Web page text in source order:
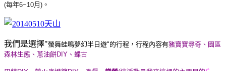
(每年6~10月)。
我們是選擇"螢舞蛙鳴夢幻半日遊"的行程，行程內容有豬寶寶尋奇、園區
森林生態、蔥油餅DIY、蝶古